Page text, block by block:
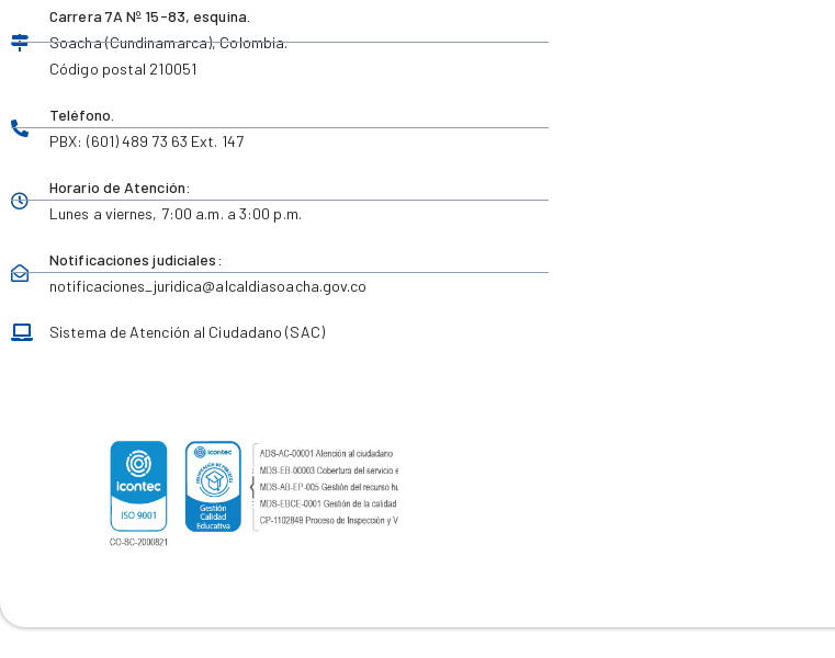
Carrera 7A Nº 15-83, esquina.
Soacha (Cundinamarca), Colombia.
Código postal 210051
Teléfono.
PBX: (601) 489 73 63 Ext. 147
Horario de Atención:
Lunes a viernes, 7:00 a.m. a 3:00 p.m.
Notificaciones judiciales:
notificaciones_juridica@alcaldiasoacha.gov.co
Sistema de Atención al Ciudadano (SAC)